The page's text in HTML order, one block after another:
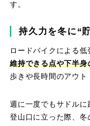
す。
持久力を冬に“
ロードバイクによる
維持できる点や下半
歩きや長時間のアウト
週に一度でもサドル
登山口に立った際、冬